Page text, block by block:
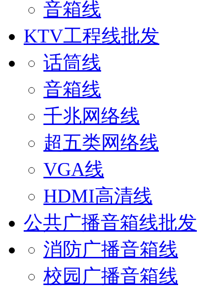
音箱线
KTV工程线批发
话筒线
音箱线
千兆网络线
超五类网络线
VGA线
HDMI高清线
公共广播音箱线批发
消防广播音箱线
校园广播音箱线